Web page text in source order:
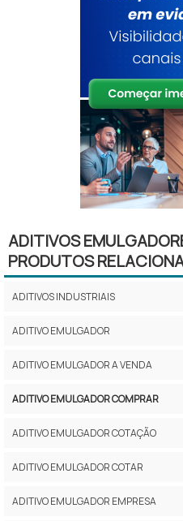
ADITIVOS
PRODUTOS
ADITIVOS INDUSTRIAIS
ADITIVO EMULGADOR
ADITIVO EMULGADOR A VENDA
ADITIVO EMULGADOR COMPRAR
ADITIVO EMULGADOR COTAÇÃO
ADITIVO EMULGADOR COTAR
ADITIVO EMULGADOR EMPRESA